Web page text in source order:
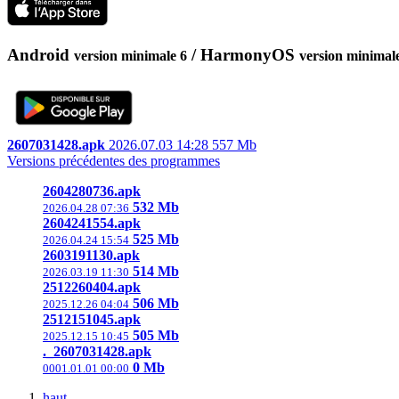
Android version minimale 6 /HarmonyOS version
2607031428.apk 2026.07.03 14:28 557 Mb
Versions précédentes des programmes
2604280736.apk
2026.04.28 07:36 532 Mb
2604241554.apk
2026.04.24 15:54 525 Mb
2603191130.apk
2026.03.19 11:30 514 Mb
2512260404.apk
2025.12.26 04:04 506 Mb
2512151045.apk
2025.12.15 10:45 505 Mb
._2607031428.apk
0001.01.01 00:00 0 Mb